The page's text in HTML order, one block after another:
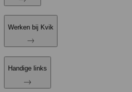
Werken bij Kvik
Handige links